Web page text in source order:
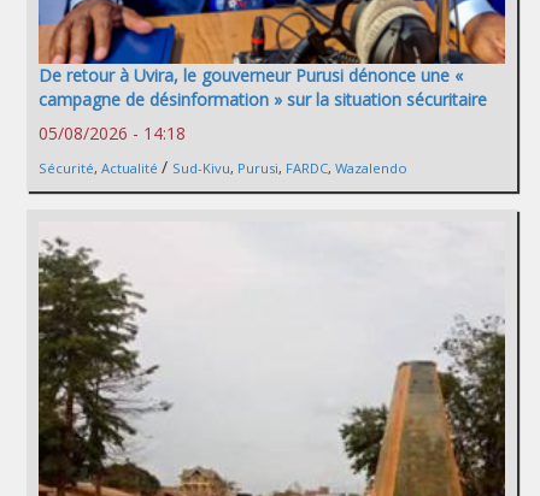
De retour à Uvira, le gouverneur Purusi dénonce une «
campagne de désinformation » sur la situation sécuritaire
05/08/2026 - 14:18
Sécurité, Actualité / Sud-Kivu, Purusi, FARDC, Wazalendo